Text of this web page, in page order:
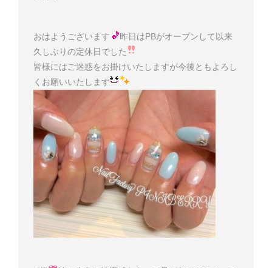
おはようございます
昨日はPBがオープンして以来
久しぶりの定休日でした
皆様にはご迷惑をお掛けいたしますが今後ともよろし
くお願いいたします